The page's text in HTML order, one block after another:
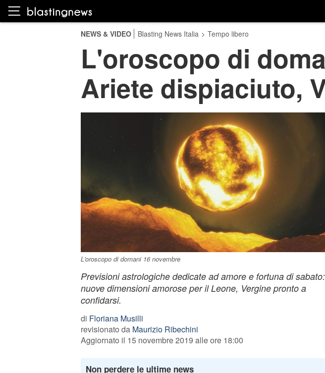
NEWS & VIDEO Blasting News Italia > Tempo libero
L'oroscopo di
Ariete dispiaciuto,
L'oroscopo di domani 16 novembre
Previsioni astrologiche dedicate ad amore e fortuna di sabato:
nuove dimensioni amorose per il Leone, Vergine pronto a
confidarsi.
di Floriana Musilli
revisionato da Maurizio Ribechini
Aggiornato il 15 novembre 2019 alle ore 18:00
Non perdere le ultime news